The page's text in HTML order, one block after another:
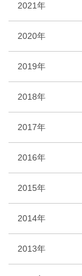
2021年
2020年
2019年
2018年
2017年
2016年
2015年
2014年
2013年